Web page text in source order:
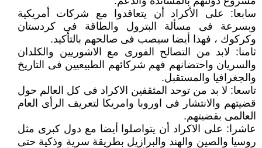
سابعا: على الأكراد أن يتعاقدوا مع شركات أمريكية
وبسرعة فى مسألة البترول والطاقة فى كردستان
وكركوك ، فهذا أيضا سيصب فى صالحهم بالتأكيد.
ثامنا: لابد من التصالح الفورى مع الاشوريين والكلدان
والسريان واحتضانهم فهم شركائهم الطبيعيين فى التاريخ
والجغرافيا والمستقبل.
تاسعا: لا بد من توحد المثقفين الاكراد فى كل العالم حول
قضيتهم والانتشار فى اوروبا وامريكا لتعريف الرأى العام
العالمى بقضيتهم.
عاشرا: على الاكراد أن يتواصلوا أيضا مع دول كبرى مثل
روسيا والصين والهند والبرازيل بطريقة سرية وذكية حتى